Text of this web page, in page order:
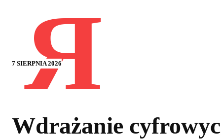
7 SIERPNIA 2026
Я
Wdrażanie